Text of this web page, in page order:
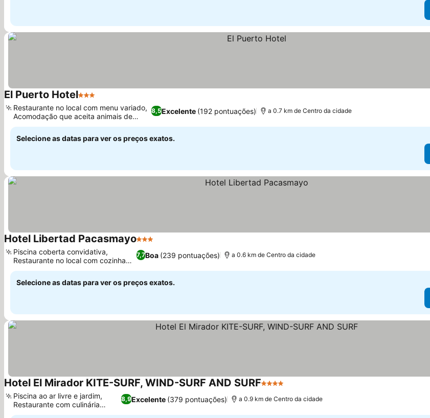
El Puerto Hotel3 Estrelas
8,5Excelente (192 pontuações)
Restaurante no local com menu variado,
Acomodação que aceita animais de
estimação
a 0.7 km de Centro da cidade
Selecione as datas para ver os preços exatos.
Hotel Libertad Pacasmayo3 Estrelas
7,7Boa (239 pontuações)
Piscina coberta convidativa,
Restaurante no local com cozinha
local
a 0.6 km de Centro da cidade
Selecione as datas para ver os preços exatos.
Hotel El Mirador KITE-SURF, WIND-SURF AND SURF4 Estrelas
8,9Excelente (379 pontuações)
Piscina ao ar livre e jardim,
Restaurante com culinária
variada
a 0.9 km de Centro da cidade